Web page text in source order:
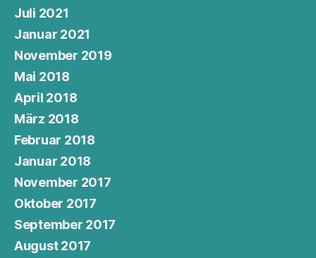
Juli 2021
Januar 2021
November 2019
Mai 2018
April 2018
März 2018
Februar 2018
Januar 2018
November 2017
Oktober 2017
September 2017
August 2017